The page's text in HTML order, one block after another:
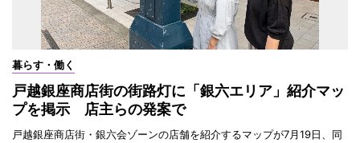
暮らす・働く
戸越銀座商店街の街路灯に「銀六エリア」紹介マッ
プを掲示 店主らの発案で
戸越銀座商店街・銀六会ゾーンの店舗を紹介するマップが7月19日、同